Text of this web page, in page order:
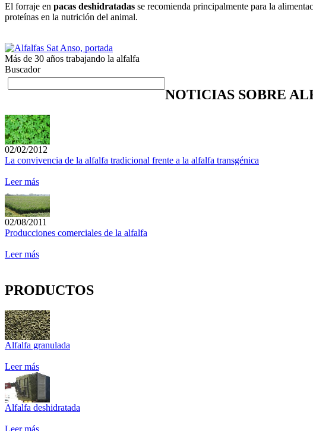
El forraje en pacas deshidratadas se recomienda principalmente para la
proteínas en la nutrición del animal.
Más de 30 años trabajando la alfalfa
Buscador
NOTICIAS SOBRE
02/02/2012
La convivencia de la alfalfa tradicional frente a la alfalfa transgénica
Leer más
02/08/2011
Producciones comerciales de la alfalfa
Leer más
PRODUCTOS
Alfalfa granulada
Leer más
Alfalfa deshidratada
Leer más